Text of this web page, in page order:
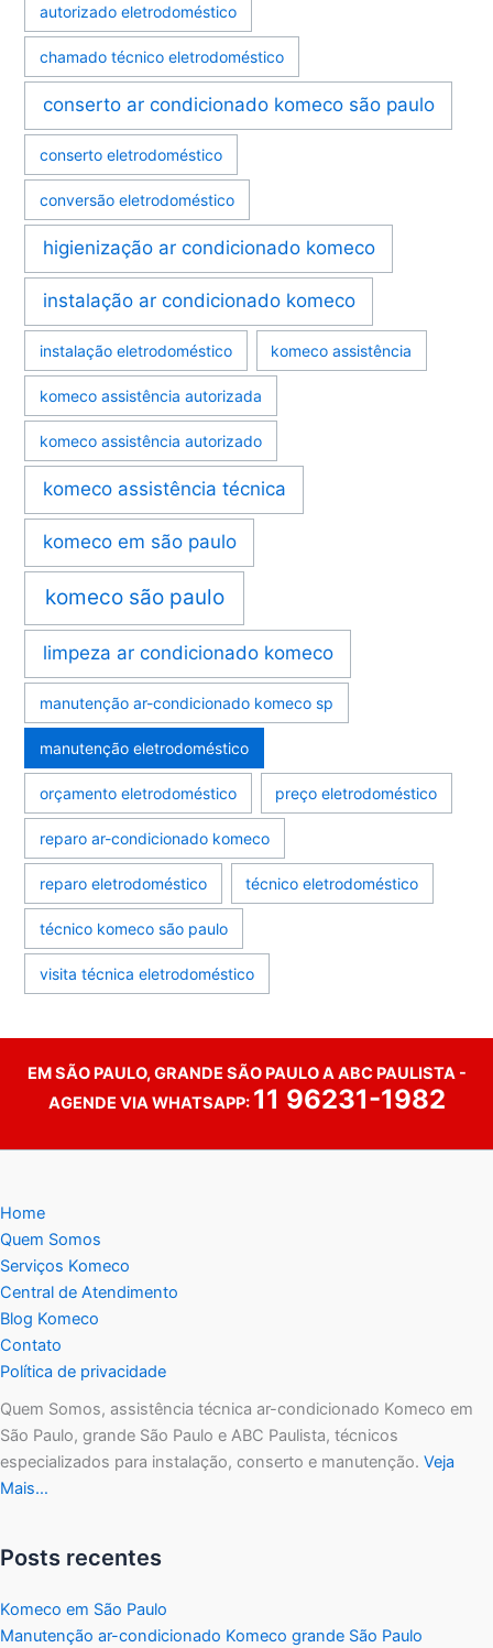
autorizado eletrodoméstico
chamado técnico eletrodoméstico
conserto ar condicionado komeco são paulo
conserto eletrodoméstico
conversão eletrodoméstico
higienização ar condicionado komeco
instalação ar condicionado komeco
instalação eletrodoméstico komeco assistência
komeco assistência autorizada
komeco assistência autorizado
komeco assistência técnica
komeco em são paulo
komeco são paulo
limpeza ar condicionado komeco
manutenção ar-condicionado komeco sp
manutenção eletrodoméstico
orçamento eletrodoméstico preço eletrodoméstico
reparo ar-condicionado komeco
reparo eletrodoméstico técnico eletrodoméstico
técnico komeco são paulo
visita técnica eletrodoméstico
EM SÃO PAULO, GRANDE SÃO PAULO A ABC PAULISTA -
AGENDE VIA WHATSAPP: 11 96231-1982
Home
Quem Somos
Serviços Komeco
Central de Atendimento
Blog Komeco
Contato
Política de privacidade
Quem Somos, assistência técnica ar-condicionado Komeco em
São Paulo, grande São Paulo e ABC Paulista, técnicos
especializados para instalação, conserto e manutenção. Veja
Mais…
Posts recentes
Komeco em São Paulo
Manutenção ar-condicionado Komeco grande São Paulo